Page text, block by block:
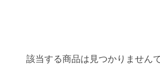
該当する商品は見つかりません